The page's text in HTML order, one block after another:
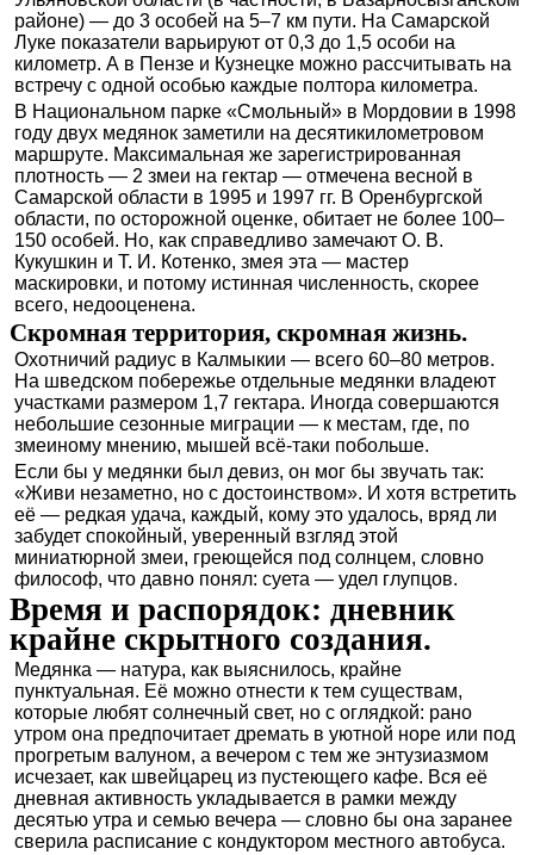
районе) — до 3 особей на 5–7 км пути. На Самарской
Луке показатели варьируют от 0,3 до 1,5 особи на
километр. А в Пензе и Кузнецке можно рассчитывать на
встречу с одной особью каждые полтора километра.
В Национальном парке «Смольный» в Мордовии в 1998
году двух медянок заметили на десятикилометровом
маршруте. Максимальная же зарегистрированная
плотность — 2 змеи на гектар — отмечена весной в
Самарской области в 1995 и 1997 гг. В Оренбургской
области, по осторожной оценке, обитает не более 100–
150 особей. Но, как справедливо замечают О. В.
Кукушкин и Т. И. Котенко, змея эта — мастер
маскировки, и потому истинная численность, скорее
всего, недооценена.
Скромная территория, скромная жизнь.
Охотничий радиус в Калмыкии — всего 60–80 метров.
На шведском побережье отдельные медянки владеют
участками размером 1,7 гектара. Иногда совершаются
небольшие сезонные миграции — к местам, где, по
змеиному мнению, мышей всё-таки побольше.
Если бы у медянки был девиз, он мог бы звучать так:
«Живи незаметно, но с достоинством». И хотя встретить
её — редкая удача, каждый, кому это удалось, вряд ли
забудет спокойный, уверенный взгляд этой
миниатюрной змеи, греющейся под солнцем, словно
философ, что давно понял: суета — удел глупцов.
Время и распорядок: дневник
крайне скрытного создания.
Медянка — натура, как выяснилось, крайне
пунктуальная. Её можно отнести к тем существам,
которые любят солнечный свет, но с оглядкой: рано
утром она предпочитает дремать в уютной норе или под
прогретым валуном, а вечером с тем же энтузиазмом
исчезает, как швейцарец из пустеющего кафе. Вся её
дневная активность укладывается в рамки между
десятью утра и семью вечера — словно бы она заранее
сверила расписание с кондуктором местного автобуса.